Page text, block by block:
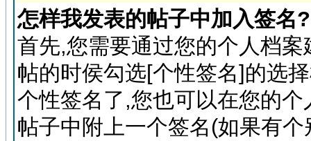
怎样我发表的帖子中加入签名?
首先,您需要通过您的个人档
帖的时侯勾选[个性签名]的选
个性签名了,您也可以在您的
帖子中附上一个签名(如果有